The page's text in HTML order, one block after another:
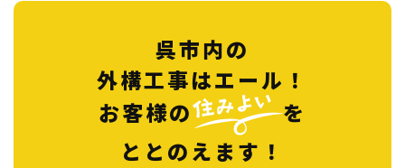
呉市内の
外構工事はエール！
お客様の
を
ととのえます！